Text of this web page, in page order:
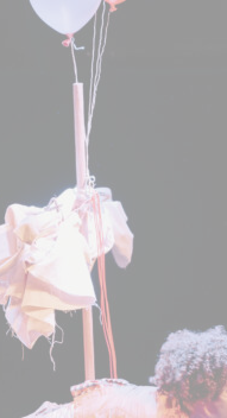
structure du
site Web, en
fonction de la
façon dont le
site Web est
utilisé.
Experience
Afin que notre
site Web
fonctionne
aussi bien que
possible lors
de votre visite.